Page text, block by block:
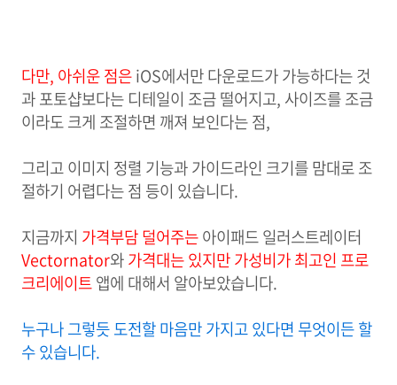
다만, 아쉬운 점은iOS에서만 다운로드가 가능하다는 것
과 포토샵보다는 디테일이 조금 떨어지고, 사이즈를 조금
이라도 크게 조절하면 깨져 보인다는 점,
그리고 이미지 정렬 기능과 가이드라인 크기를 맘대로 조
절하기 어렵다는 점 등이 있습니다.
지금까지 가격부담 덜어주는아이패드 일러스트레이터
Vectornator와가격대는 있지만 가성비가최고인 프로
크리에이트앱에 대해서 알아보았습니다.
누구나 그렇듯 도전할 마음만 가지고있다면 무엇이든 할
수 있습니다.